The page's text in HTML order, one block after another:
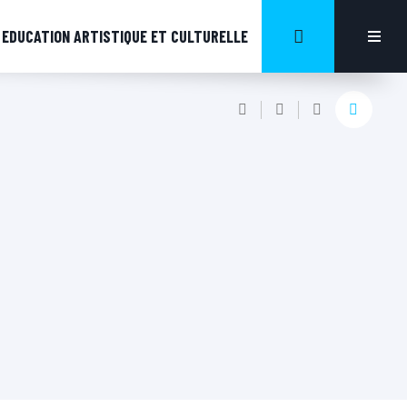
EDUCATION ARTISTIQUE ET CULTURELLE